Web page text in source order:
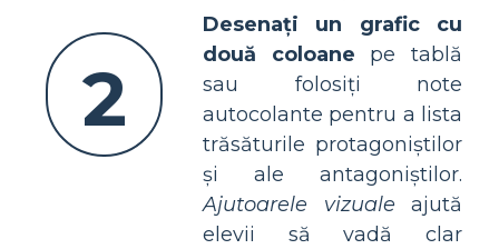
2
Desenați un grafic cu
două coloane pe tablă
sau folosiți note
autocolante pentru a lista
trăsăturile protagoniștilor
și ale antagoniștilor.
Ajutoarele vizuale ajută
elevii să vadă clar